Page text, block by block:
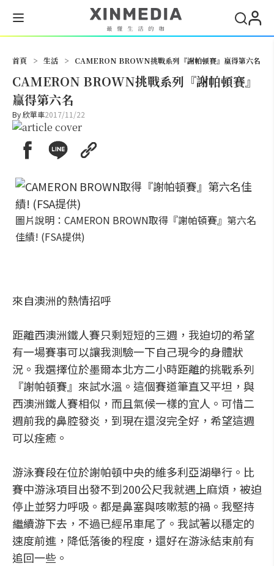
首頁 > 生活 > CAMERON BROWN挑戰系列『謝帕頓賽』贏得第六名
CAMERON BROWN挑戰系列『謝帕頓賽』
贏得第六名
By欣單車2017/11/22
圖片說明：CAMERON BROWN取得『謝帕頓賽』第六名
佳績! (FSA提供)
來自澳洲的熱情招呼
距離西澳洲鐵人賽只剩短短的三週，我迫切的希望
有一場賽事可以讓我測驗一下自己現今的身體狀
況。我選擇位於墨爾本北方二小時距離的挑戰系列
『謝帕頓賽』來試水溫。這個賽道筆直又平坦，與
西澳洲鐵人賽相似，而且氣候一樣的宜人。可惜二
週前我的鼻腔發炎，到現在還沒完全好，希望這週
可以痊癒。
游泳賽段在位於謝帕頓中央的維多利亞湖舉行。比
賽中游泳項目出發不到200公尺我就遇上麻煩，被迫
停止並努力呼吸。都是鼻塞與咳嗽惹的禍。我堅持
繼續游下去，不過已經吊車尾了。我試著以穩定的
速度前進，降低落後的程度，還好在游泳結束前有
追回一些。